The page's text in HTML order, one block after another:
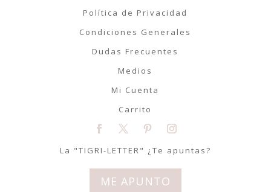
Política de Privacidad
Condiciones Generales
Dudas Frecuentes
Medios
Mi Cuenta
Carrito
La "TIGRI-LETTER" ¿Te apuntas?
ME APUNTO